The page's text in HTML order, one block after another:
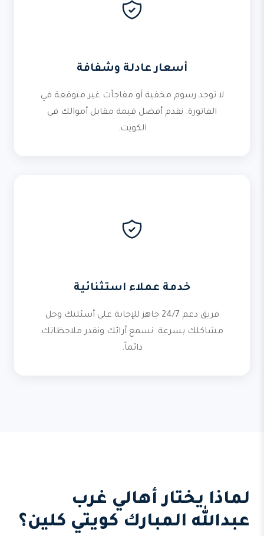
أسعار عادلة وشفافة
لا توجد رسوم مخفية أو مفاجآت غير متوقعة في
الفاتورة. نقدم أفضل قيمة مقابل أموالك في
الكويت.
خدمة عملاء استثنائية
فريق دعم 24/7 جاهز للإجابة على أسئلتك وحل
مشاكلك بسرعة. نسمع آرائك ونقدر ملاحظاتك
دائماً.
لماذا يختار أهالي غرب
عبدالله المبارك كويتي كلين؟